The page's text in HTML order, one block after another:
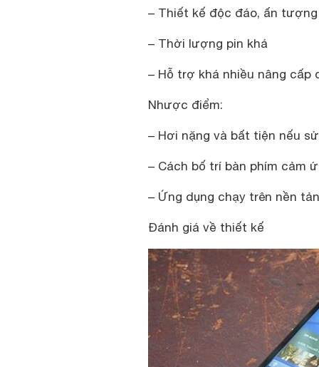
– Thiết kế độc đáo, ấn tượng
– Thời lượng pin khá
– Hỗ trợ khá nhiều nâng cấp
Nhược điểm:
– Hơi nặng và bất tiện nếu
– Cách bố trí bàn phím cảm
– Ứng dụng chạy trên nền
Đánh giá về thiết kế